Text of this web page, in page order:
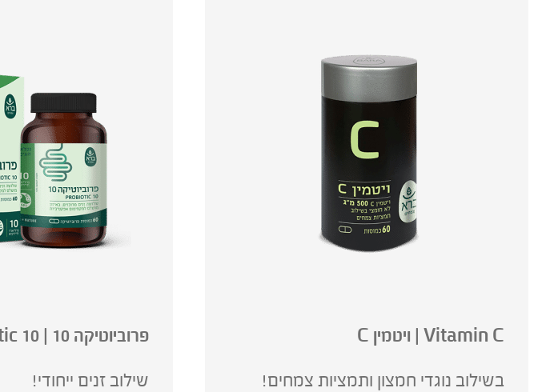
Vitamin C | ויטמין C
בשילוב נוגדי חמצון ותמציות צמחים!
פרוביוטיקה 10 | 10 Probiotic
שילוב זנים ייחודי!